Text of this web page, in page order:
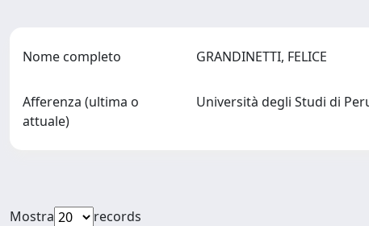
Nome completo GRANDINETTI, FELICE
Afferenza (ultima o
attuale)
Università degli Studi di
Mostra
records